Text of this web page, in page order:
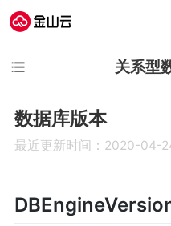
关系型
数据库版本
最近更新时间：2020-04-